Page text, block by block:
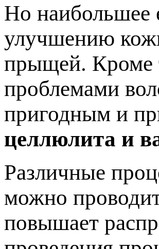
Но наибольшее
улучшению
прыщей. Кроме
проблемами
пригодным и
целлюлита и
Различные
можно
повышает